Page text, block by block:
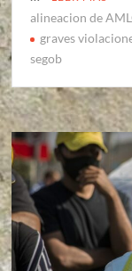
alineacion de
graves
segob